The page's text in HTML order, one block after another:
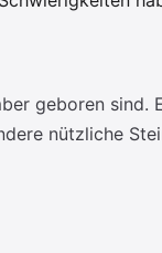
geboren
nützliche